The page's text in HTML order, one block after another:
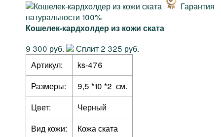
Гарантия
натуральности 100%
Кошелек-кардхолдер из кожи ската
9 300 руб.
Сплит 2 325 руб.
Артикул:
ks-476
Размеры:
9,5 *10 *2 см.
Цвет:
Черный
Вид кожи:
Кожа ската